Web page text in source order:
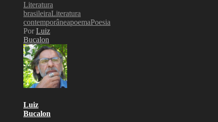
Literatura
brasileiraLiteratura
contemporâneapoemaPoesia
Por Luiz
Bucalon
Luiz
Bucalon